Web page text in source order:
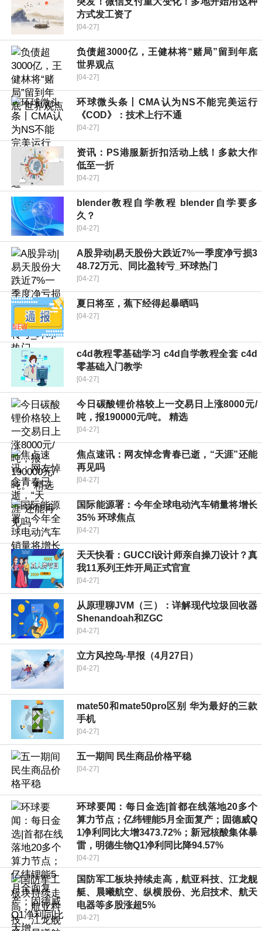
方式发工资了
[04-27]
负债超3000亿，王健林将“赌局”留到年底
世界观点
[04-27]
环球微头条丨CMA认为NS不能完美运行
《COD》：技术上行不通
[04-27]
资讯：PS港服新折扣活动上线！多款大作
低至一折
[04-27]
blender教程自学教程 blender自学要多
久？
[04-27]
A股异动|易天股份大跌近7%一季度净亏损3
48.72万元、同比盈转亏_环球热门
[04-27]
夏日将至，蕉下经得起暴晒吗
[04-27]
c4d教程零基础学习 c4d自学教程全套 c4d
零基础入门教学
[04-27]
今日碳酸锂价格较上一交易日上涨8000元/
吨，报190000元/吨。 精选
[04-27]
焦点速讯：网友悼念青春已逝，“天涯”还能
再见吗
[04-27]
国际能源署：今年全球电动汽车销量将增长
35% 环球焦点
[04-27]
天天快看：GUCCI设计师亲自操刀设计？真
我11系列王炸开局正式官宣
[04-27]
从原理聊JVM（三）：详解现代垃圾回收器
Shenandoah和ZGC
[04-27]
立方风控鸟·早报（4月27日）
[04-27]
mate50和mate50pro区别 华为最好的三款
手机
[04-27]
五一期间 民生商品价格平稳
[04-27]
环球要闻：每日金选|首都在线落地20多个
算力节点；亿纬锂能5月全面复产；固德威Q
1净利同比大增3473.72%；新冠核酸集体暴
雷，明德生物Q1净利同比降94.57%
[04-27]
国防军工板块持续走高，航亚科技、江龙舰
艇、晨曦航空、纵横股份、光启技术、航天
电器等多股涨超5%
[04-27]